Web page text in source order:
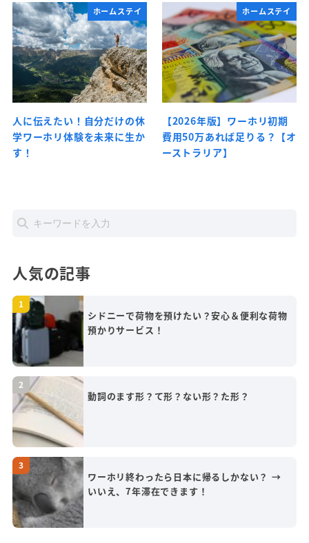
ホームステイ
人に伝えたい！自分だけの休
学ワーホリ体験を未来に生か
す！
ホームステイ
【2026年版】ワーホリ初期
費用50万あれば足りる？【オ
ーストラリア】
人気の記事
シドニーで荷物を預けたい？安心＆便利な荷物
預かりサービス！
動詞のます形？て形？ない形？た形？
ワーホリ終わったら日本に帰るしかない？ →
いいえ、7年滞在できます！